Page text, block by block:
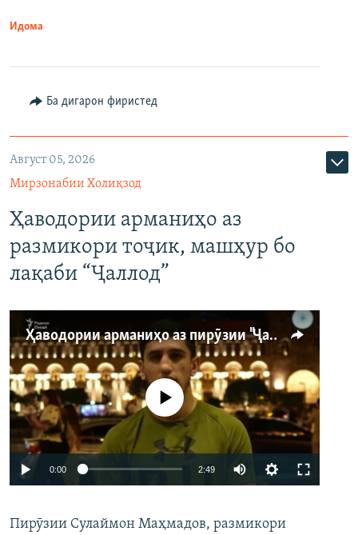
Идома
Ба дигарон фиристед
Август 05, 2026
Мирзонабии Холиқзод
Ҳаводории арманиҳо аз
размикори тоҷик, машҳур бо
лақаби “Ҷаллод”
Ҳаводории арманиҳо аз пирӯзии "Ҷаллод"-и тоҷик
Феълан кор намекунад
0:00 2:49
360p
Пирӯзии Сулаймон Маҳмадов, размикори